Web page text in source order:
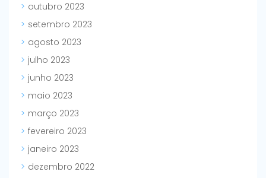
outubro 2023
setembro 2023
agosto 2023
julho 2023
junho 2023
maio 2023
março 2023
fevereiro 2023
janeiro 2023
dezembro 2022